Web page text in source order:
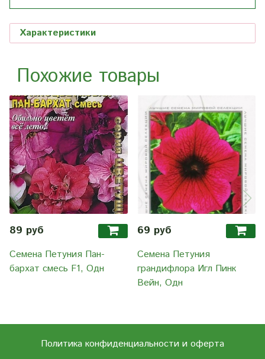
Характеристики
Похожие товары
89 руб
Семена Петуния Пан-
бархат смесь F1, Одн
69 руб
Семена Петуния
грандифлора Игл Пинк
Вейн, Одн
Политика конфиденциальности и оферта